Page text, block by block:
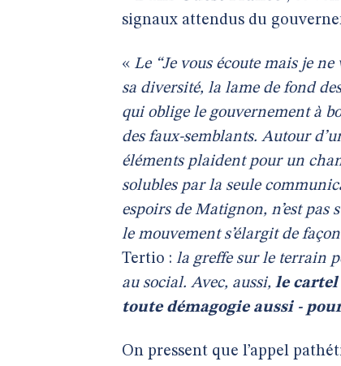
signaux attendus du
« Le “Je vous écoute mais je
sa diversité, la lame de fond
qui oblige le gouvernement à
des faux-semblants. Autour
éléments plaident pour un
solubles par la seule
espoirs de Matignon, n’est
le mouvement s’élargit de
Tertio : la greffe sur le terrain
au social. Avec, aussi, le cartel
toute démagogie aussi -
On pressent que l’appel